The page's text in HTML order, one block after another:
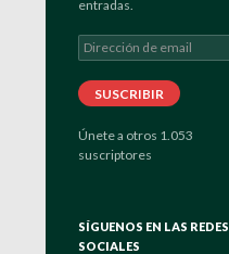
entradas.
Dirección
de
email
SUSCRIBIR
Únete a otros 1.053
suscriptores
SÍGUENOS EN LAS REDES
SOCIALES